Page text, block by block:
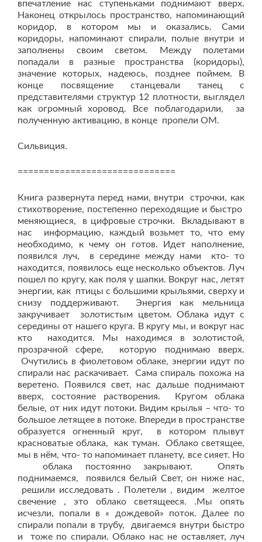
впечатление нас ступеньками поднимают вверх.
Наконец открылось пространство, напоминающий
коридор, в котором мы и оказались. Сами
коридоры, напоминают спирали, полые внутри и
заполнены своим светом. Между полетами
попадали в разные пространства (коридоры),
значение которых, надеюсь, позднее поймем. В
конце посвящение станцевали танец с
представителями структур 12 плотности, выглядел
как огромный хоровод. Все поблагодарили, за
полученную активацию, в конце пропели ОМ.
Сильвиция.
==============================
Книга развернута перед нами, внутри строчки, как
стихотворение, постепенно переходящие и быстро
меняющиеся, в цифровые строчки. Вкладывают в
нас информацию, каждый возьмет то, что ему
необходимо, к чему он готов. Идет наполнение,
появился луч, в середине между нами кто- то
находится, появилось еще несколько объектов. Луч
пошел по кругу, как поля у шапки. Вокруг нас, летят
энергии, как птицы с большими крыльями, сверху и
снизу поддерживают. Энергия как мельница
закручивает золотистым цветом. Облака идут с
середины от нашего круга. В кругу мы, и вокруг нас
кто находится. Мы находимся в золотистой,
прозрачной сфере, которую поднимаю вверх.
Очутились в фиолетовом облаке, энергии идут по
спирали нас раскачивает. Сама спираль похожа на
веретено. Появился свет, нас дальше поднимают
вверх, состояние растворения. Кругом облака
белые, от них идут потоки. Видим крылья – что- то
большое летящее в потоке. Впереди в пространстве
образуется огненный круг, в котором плывут
красноватые облака, как туман. Облако светящее,
мы в нём, что- то напоминает планету, все сияет. Но
облака постоянно закрывают. Опять
поднимаемся, появился белый Свет, он ниже нас,
решили исследовать . Полетели , видим желтое
свечение , это облако светящееся. .Мы опять
исчезли, попали в « дождевой» поток. Далее по
спирали попали в трубу, двигаемся внутри быстро
и тоже по спирали. Облако нас не оставляет, луч